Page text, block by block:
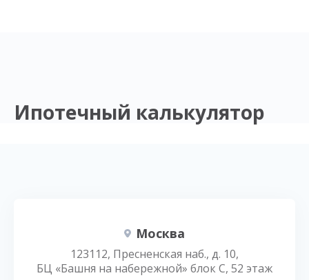
Ипотечный калькулятор
Москва
123112, Пресненская наб., д. 10,
БЦ «Башня на набережной» блок С, 52 этаж